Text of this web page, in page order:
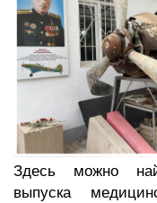
Здесь можно
выпуска